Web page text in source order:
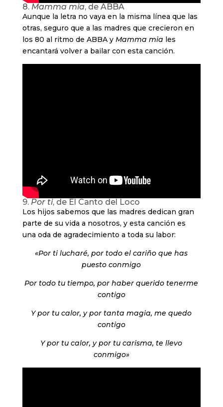
8. Mamma mia, de ABBA
Aunque la letra no vaya en la misma línea que las
otras, seguro que a las madres que crecieron en
los 80 al ritmo de ABBA y Mamma mia les
encantará volver a bailar con esta canción.
9. Por ti, de El Canto del Loco
Los hijos sabemos que las madres dedican gran
parte de su vida a nosotros, y esta canción es
una oda de agradecimiento a toda su labor:
«Por ti lucharé, por todo el cariño que has
puesto conmigo
Por todo tu tiempo, por haber querido tenerme
contigo
Y por tu calor, y por tanta magia, me quedo
contigo
Y por tu calor, y por tu carisma, te llevo
conmigo»